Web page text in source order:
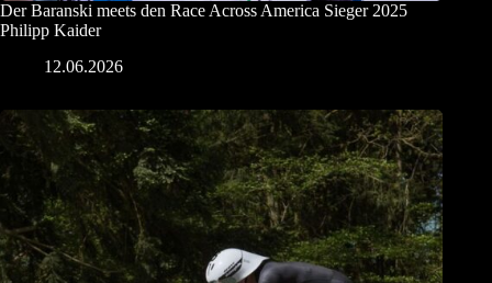
Der Baranski meets den Race Across America Sieger 2025
Philipp Kaider
12.06.2026